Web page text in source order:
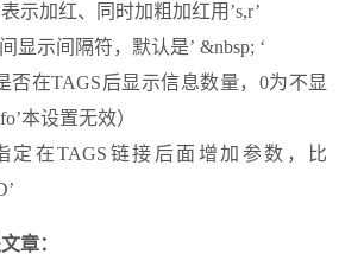
表示加红、同时加粗加红用’s,r’
显示间隔符，默认是’ &nbsp; ‘
否在TAGS后显示信息数量，0为不显
本设置无效）
定在TAGS链接后面增加参数，比
章：